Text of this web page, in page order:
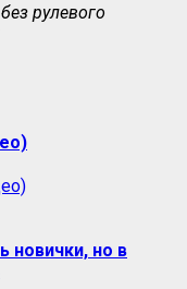
рулевого
новички, но в